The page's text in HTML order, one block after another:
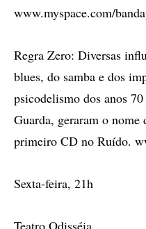
www.myspace.com/
Regra Zero: Diversas
blues, do samba e dos
psicodelismo dos anos
Guarda, geraram o nome
primeiro CD no Ruído.
Sexta-feira, 21h
Teatro Odisséia